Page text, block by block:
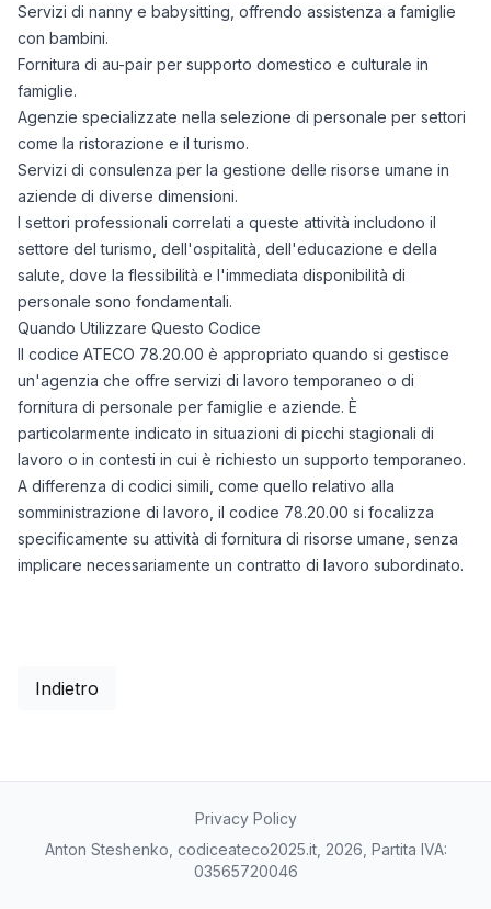
Servizi di nanny e babysitting, offrendo assistenza a famiglie
con bambini.
Fornitura di au-pair per supporto domestico e culturale in
famiglie.
Agenzie specializzate nella selezione di personale per settori
come la ristorazione e il turismo.
Servizi di consulenza per la gestione delle risorse umane in
aziende di diverse dimensioni.
I settori professionali correlati a queste attività includono il
settore del turismo, dell'ospitalità, dell'educazione e della
salute, dove la flessibilità e l'immediata disponibilità di
personale sono fondamentali.
Quando Utilizzare Questo Codice
Il codice ATECO 78.20.00 è appropriato quando si gestisce
un'agenzia che offre servizi di lavoro temporaneo o di
fornitura di personale per famiglie e aziende. È
particolarmente indicato in situazioni di picchi stagionali di
lavoro o in contesti in cui è richiesto un supporto temporaneo.
A differenza di codici simili, come quello relativo alla
somministrazione di lavoro, il codice 78.20.00 si focalizza
specificamente su attività di fornitura di risorse umane, senza
implicare necessariamente un contratto di lavoro subordinato.
Indietro
Privacy Policy
Anton Steshenko, codiceateco2025.it, 2026, Partita IVA:
03565720046